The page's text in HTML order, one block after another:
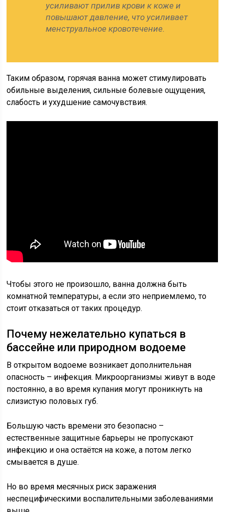
усиливают прилив крови к коже и
повышают давление, что усиливает
менструальное кровотечение.
Таким образом, горячая ванна может стимулировать
обильные выделения, сильные болевые ощущения,
слабость и ухудшение самочувствия.
Чтобы этого не произошло, ванна должна быть
комнатной температуры, а если это неприемлемо, то
стоит отказаться от таких процедур.
Почему нежелательно купаться в
бассейне или природном водоеме
В открытом водоеме возникает дополнительная
опасность – инфекция. Микроорганизмы живут в воде
постоянно, а во время купания могут проникнуть на
слизистую половых губ.
Большую часть времени это безопасно –
естественные защитные барьеры не пропускают
инфекцию и она остаётся на коже, а потом легко
смывается в душе.
Но во время месячных риск заражения
неспецифическими воспалительными заболеваниями